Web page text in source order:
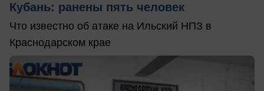
Кубань: ранены пять человек
Что известно об атаке на Ильский НПЗ в
Краснодарском крае